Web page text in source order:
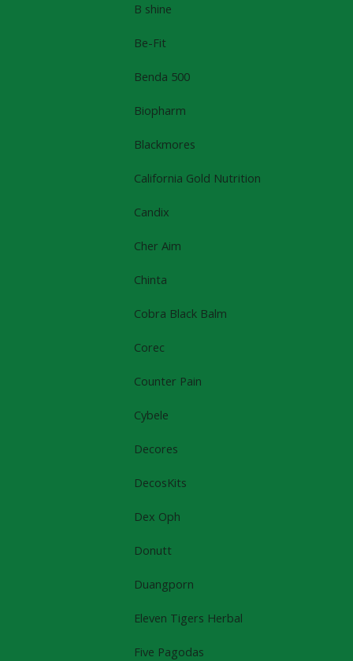
B shine
Be-Fit
Benda 500
Biopharm
Blackmores
California Gold Nutrition
Candix
Cher Aim
Chinta
Cobra Black Balm
Corec
Counter Pain
Cybele
Decores
DecosKits
Dex Oph
Donutt
Duangporn
Eleven Tigers Herbal
Five Pagodas